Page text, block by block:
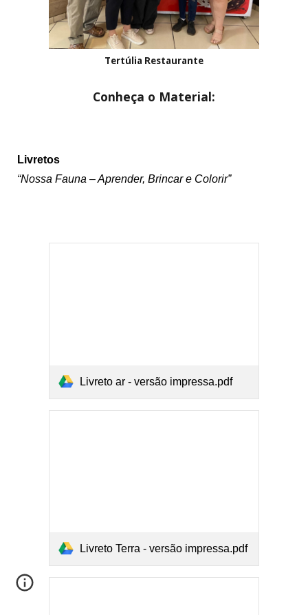
Tertúlia Restaurante
Conheça o Material:
Livretos
“Nossa Fauna – Aprender, Brincar e Colorir”
Livreto ar - versão impressa.pdf
Livreto Terra - versão impressa.pdf